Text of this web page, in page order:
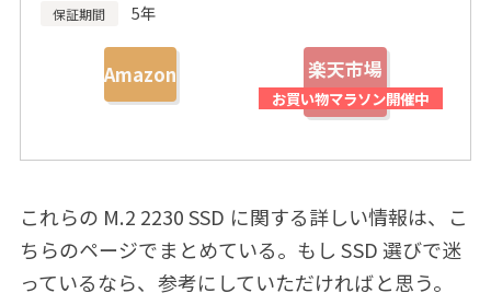
保証期間 5年
Amazon 楽天市場
これらの M.2 2230 SSD に関する詳しい情報は、こ
ちらのページでまとめている。もし SSD 選びで迷
っているなら、参考にしていただければと思う。